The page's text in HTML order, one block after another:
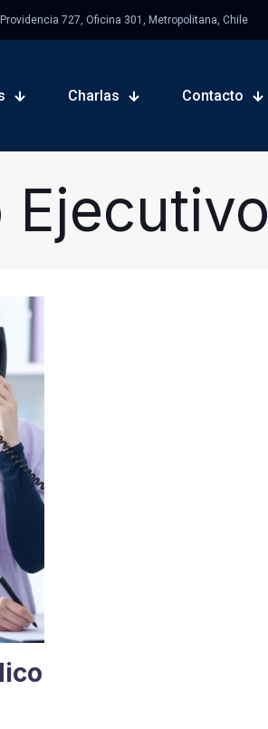
727, Oficina 301, Metropolitana, Chile
Charlas Contacto
Ejecutivo